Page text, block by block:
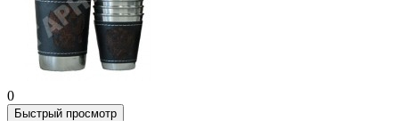
0
Быстрый просмотр